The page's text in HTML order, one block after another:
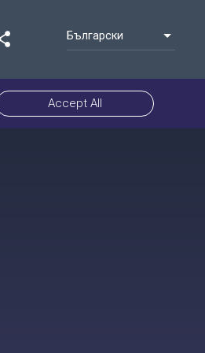
Български
Accept All